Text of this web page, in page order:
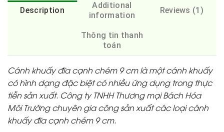
Description
Additional
information
Reviews (1)
Thông tin thanh
toán
Cánh khuấy đĩa cạnh chém 9 cm là một cánh khuấy
có hình dạng đặc biệt có nhiều ứng dụng trong thực
tiễn sản xuất. Công ty TNHH Thương mại Bách Hóa
Môi Trường chuyên gia công sản xuất các loại cánh
khuấy đĩa cạnh chém 9 cm.